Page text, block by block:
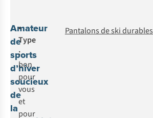
Amateur
de
sports
d’hiver
soucieux
de
la
•
Type
:
bon
pour
vous
et
pour
Pantalons de ski durables